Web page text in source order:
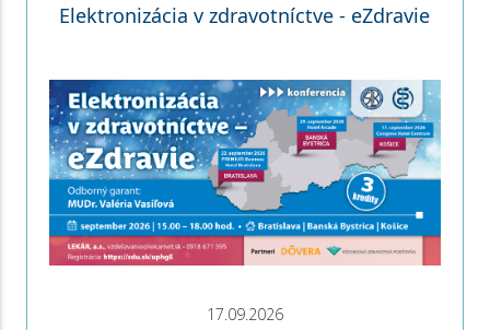
Elektronizácia v zdravotníctve - eZdravie
17.09.2026